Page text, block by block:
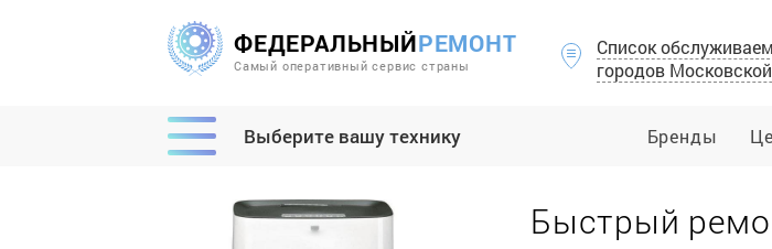
ФЕДЕРАЛЬНЫЙРЕМОНТ
Самый оперативный сервис страны
Список
городов
Выберите вашу технику Бренды
Быстрый